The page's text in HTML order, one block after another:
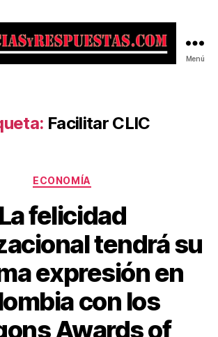
Menú
Facilitar CLIC
Categorías
ECONOMÍA
La felicidad
tendrá su
expresión en
con los
Awards of